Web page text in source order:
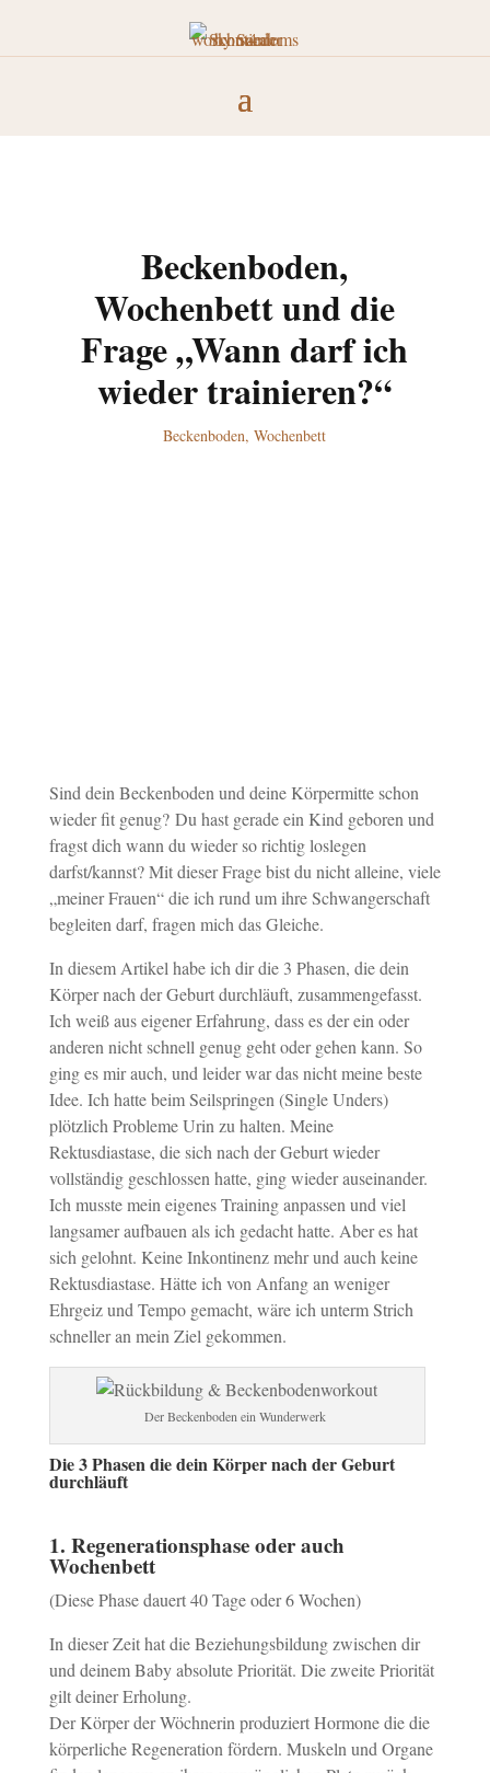
Beckenboden,
Wochenbett und die
Frage „Wann darf ich
wieder trainieren?“
Beckenboden,Wochenbett
Sind dein Beckenboden und deine Körpermitte schon
wieder fit genug? Du hast gerade ein Kind geboren und
fragst dich wann du wieder so richtig loslegen
darfst/kannst? Mit dieser Frage bist du nicht alleine, viele
„meiner Frauen“ die ich rund um ihre Schwangerschaft
begleiten darf, fragen mich das Gleiche.
In diesem Artikel habe ich dir die 3 Phasen, die dein
Körper nach der Geburt durchläuft, zusammengefasst.
Ich weiß aus eigener Erfahrung, dass es der ein oder
anderen nicht schnell genug geht oder gehen kann. So
ging es mir auch, und leider war das nicht meine beste
Idee. Ich hatte beim Seilspringen (Single Unders)
plötzlich Probleme Urin zu halten. Meine
Rektusdiastase, die sich nach der Geburt wieder
vollständig geschlossen hatte, ging wieder auseinander.
Ich musste mein eigenes Training anpassen und viel
langsamer aufbauen als ich gedacht hatte. Aber es hat
sich gelohnt. Keine Inkontinenz mehr und auch keine
Rektusdiastase. Hätte ich von Anfang an weniger
Ehrgeiz und Tempo gemacht, wäre ich unterm Strich
schneller an mein Ziel gekommen.
Der Beckenboden ein Wunderwerk
Die 3 Phasen die dein Körper nach der Geburt
durchläuft
1. Regenerationsphase oder auch
Wochenbett
(Diese Phase dauert 40 Tage oder 6 Wochen)
In dieser Zeit hat die Beziehungsbildung zwischen dir
und deinem Baby absolute Priorität. Die zweite Priorität
gilt deiner Erholung.
Der Körper der Wöchnerin produziert Hormone die die
körperliche Regeneration fördern. Muskeln und Organe